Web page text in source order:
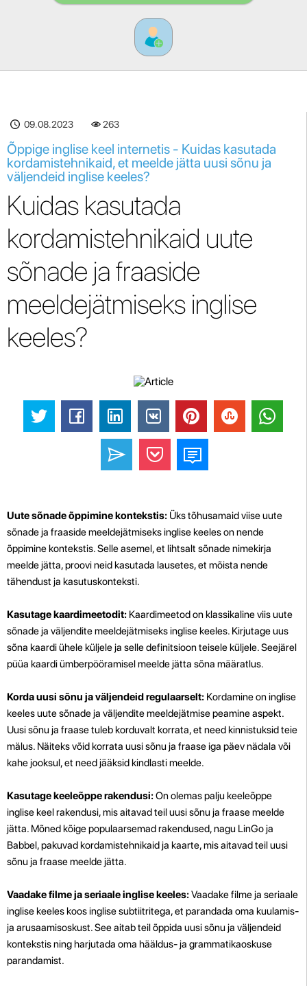
09.08.2023 263
Õppige inglise keel internetis - Kuidas kasutada
kordamistehnikaid, et meelde jätta uusi sõnu ja
väljendeid inglise keeles?
Kuidas kasutada
kordamistehnikaid uute
sõnade ja fraaside
meeldejätmiseks inglise
keeles?
Uute sõnade õppimine kontekstis: Üks tõhusamaid viise uute
sõnade ja fraaside meeldejätmiseks inglise keeles on nende
õppimine kontekstis. Selle asemel, et lihtsalt sõnade nimekirja
meelde jätta, proovi neid kasutada lausetes, et mõista nende
tähendust ja kasutuskonteksti.
Kasutage kaardimeetodit: Kaardimeetod on klassikaline viis uute
sõnade ja väljendite meeldejätmiseks inglise keeles. Kirjutage uus
sõna kaardi ühele küljele ja selle definitsioon teisele küljele. Seejärel
püüa kaardi ümberpööramisel meelde jätta sõna määratlus.
Korda uusi sõnu ja väljendeid regulaarselt: Kordamine on inglise
keeles uute sõnade ja väljendite meeldejätmise peamine aspekt.
Uusi sõnu ja fraase tuleb korduvalt korrata, et need kinnistuksid teie
mälus. Näiteks võid korrata uusi sõnu ja fraase iga päev nädala või
kahe jooksul, et need jääksid kindlasti meelde.
Kasutage keeleõppe rakendusi:On olemas palju keeleõppe
inglise keel rakendusi, mis aitavad teil uusi sõnu ja fraase meelde
jätta. Mõned kõige populaarsemad rakendused, nagu LinGo ja
Babbel, pakuvad kordamistehnikaid ja kaarte, mis aitavad teil uusi
sõnu ja fraase meelde jätta.
Vaadake filme ja seriaale inglise keeles:Vaadake filme ja seriaale
inglise keeles koos inglise subtiitritega, et parandada oma kuulamis-
ja arusaamisoskust. See aitab teil õppida uusi sõnu ja väljendeid
kontekstis ning harjutada oma hääldus- ja grammatikaoskuse
parandamist.